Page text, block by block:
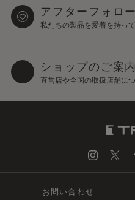
アフターフォロー
私たちの製品を愛着を持って
ショップのご案内
直営店や全国の取扱店舗に
お問い合わせ